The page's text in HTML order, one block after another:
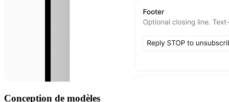
Conception de modèles